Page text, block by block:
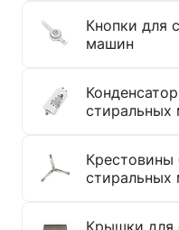
Кнопки для
машин
стиральных
Крестовины
стиральных
Крышки для